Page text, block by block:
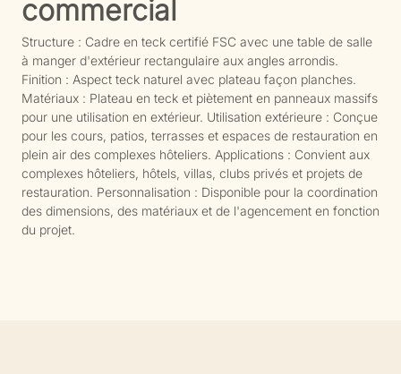
commercial
Structure : Cadre en teck certifié FSC avec une table de salle
à manger d'extérieur rectangulaire aux angles arrondis.
Finition : Aspect teck naturel avec plateau façon planches.
Matériaux : Plateau en teck et piètement en panneaux massifs
pour une utilisation en extérieur. Utilisation extérieure : Conçue
pour les cours, patios, terrasses et espaces de restauration en
plein air des complexes hôteliers. Applications : Convient aux
complexes hôteliers, hôtels, villas, clubs privés et projets de
restauration. Personnalisation : Disponible pour la coordination
des dimensions, des matériaux et de l'agencement en fonction
du projet.